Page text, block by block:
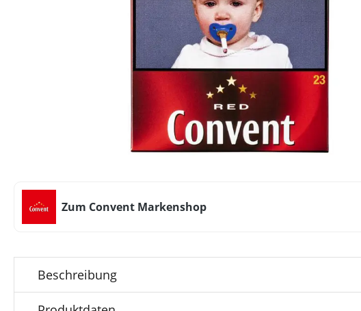
Zum Convent Markenshop
Beschreibung